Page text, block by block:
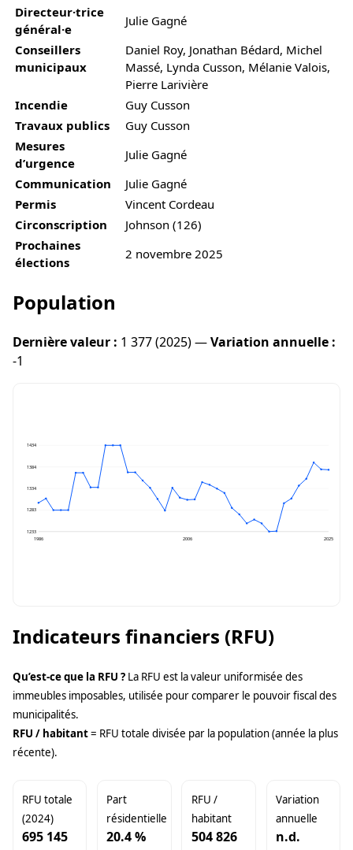
Directeur·trice
général·e
Julie Gagné
Conseillers
municipaux
Daniel Roy, Jonathan Bédard, Michel
Massé, Lynda Cusson, Mélanie Valois,
Pierre Larivière
Incendie
Guy Cusson
Travaux publics
Guy Cusson
Mesures
d’urgence
Julie Gagné
Communication
Julie Gagné
Permis
Vincent Cordeau
Circonscription
Johnson (126)
Prochaines
élections
2 novembre 2025
Population
Dernière valeur : 1 377 (2025) —Variation annuelle :
-1
1434
1384
1334
1283
1233
1986
2006 2025
Indicateurs financiers (RFU)
Qu’est-ce que la RFU ? La RFU est la valeur uniformisée des
immeubles imposables, utilisée pour comparer le pouvoir fiscal des
municipalités.
RFU / habitant= RFU totale divisée par la population (année la plus
récente).
RFU totale
(2024)
695 145
Part
résidentielle
20.4 %
RFU /
habitant
504 826
Variation
annuelle
n.d.